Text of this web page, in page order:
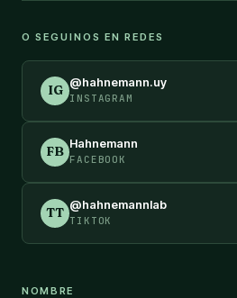
O SEGUINOS EN REDES
IG
@hahnemann.uy
INSTAGRAM
FB
Hahnemann
FACEBOOK
TT
@hahnemannlab
TIKTOK
NOMBRE